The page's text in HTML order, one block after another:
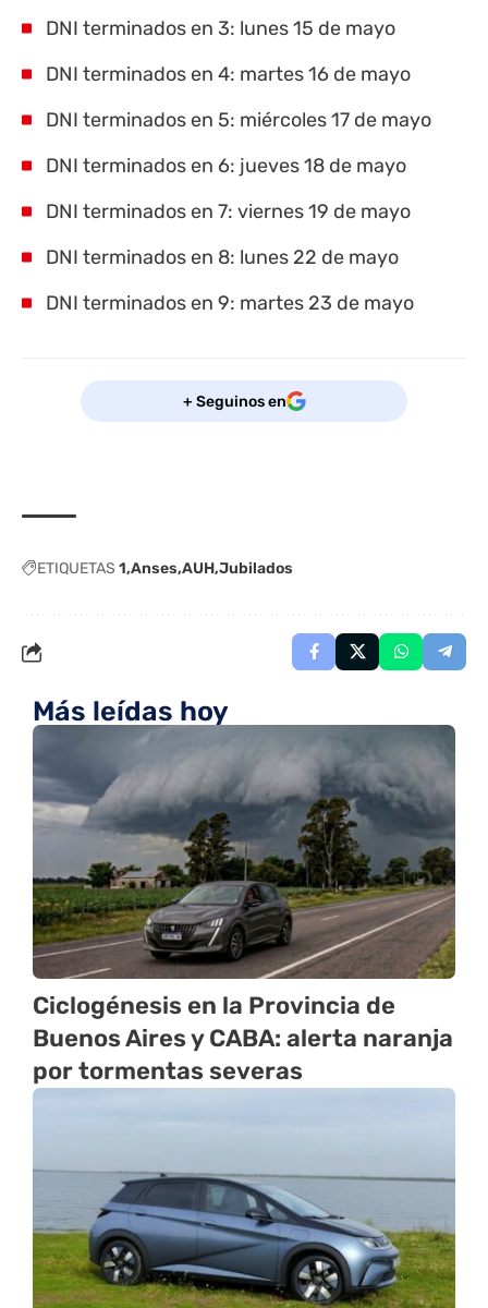
DNI terminados en 3: lunes 15 de mayo
DNI terminados en 4: martes 16 de mayo
DNI terminados en 5: miércoles 17 de mayo
DNI terminados en 6: jueves 18 de mayo
DNI terminados en 7: viernes 19 de mayo
DNI terminados en 8: lunes 22 de mayo
DNI terminados en 9: martes 23 de mayo
+ Seguinos en
ETIQUETAS 1 Anses AUH Jubilados
Más leídas hoy
Ciclogénesis en la Provincia de
Buenos Aires y CABA: alerta naranja
por tormentas severas